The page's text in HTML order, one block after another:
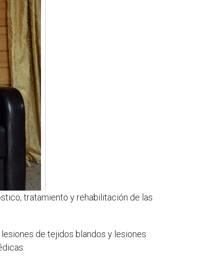
tratamiento y rehabilitación de las
de tejidos blandos y lesiones